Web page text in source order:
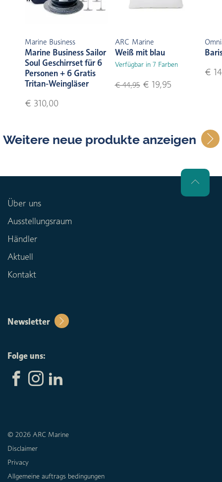
Marine Business
Marine Business Sailor
Soul Geschirrset für 6
Personen + 6 Gratis
Tritan-Weingläser
€ 310,00
ARC Marine
Weiß mit blau
Verfügbar in 7 Farben
€ 44,95€ 19,95
€
Weitere neue produkte anzeigen
Über uns
Ausstellungsraum
Händler
Aktuell
Kontakt
Newsletter
Folge uns:
© 2026 ARC Marine
Disclaimer
Privacy
Allgemeine auftrags bedingungen